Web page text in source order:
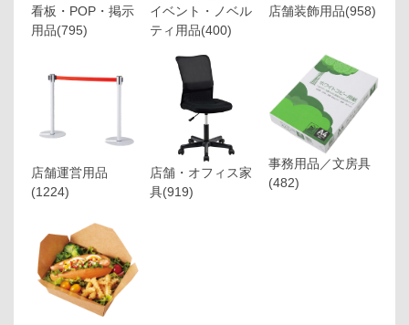
看板・POP・掲示
用品(795)
イベント・ノベル
ティ用品(400)
店舗装飾用品(958)
店舗運営用品
(1224)
店舗・オフィス家
具(919)
事務用品／文房具
(482)